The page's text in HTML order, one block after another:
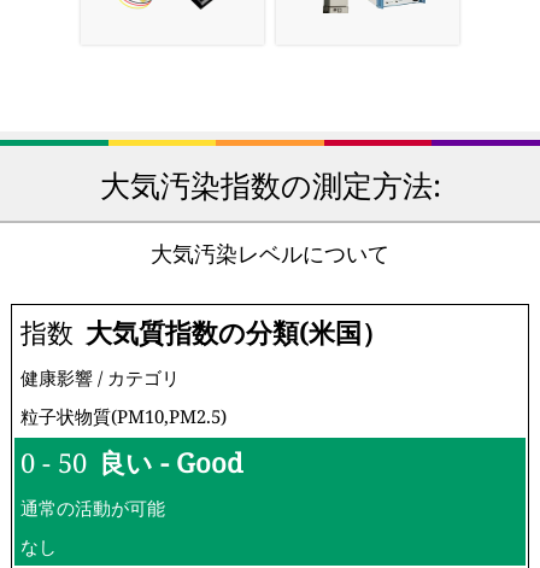
大気汚染指数の測定方法:
大気汚染レベルについて
指数 大気質指数の分類(米国）
健康影響 / カテゴリ
粒子状物質(PM10,PM2.5)
0 - 50 良い - Good
通常の活動が可能
なし